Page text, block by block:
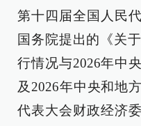
第十四届全国人民
国务院提出的《关
行情况与2026年中
及2026年中央和地
代表大会财政经济